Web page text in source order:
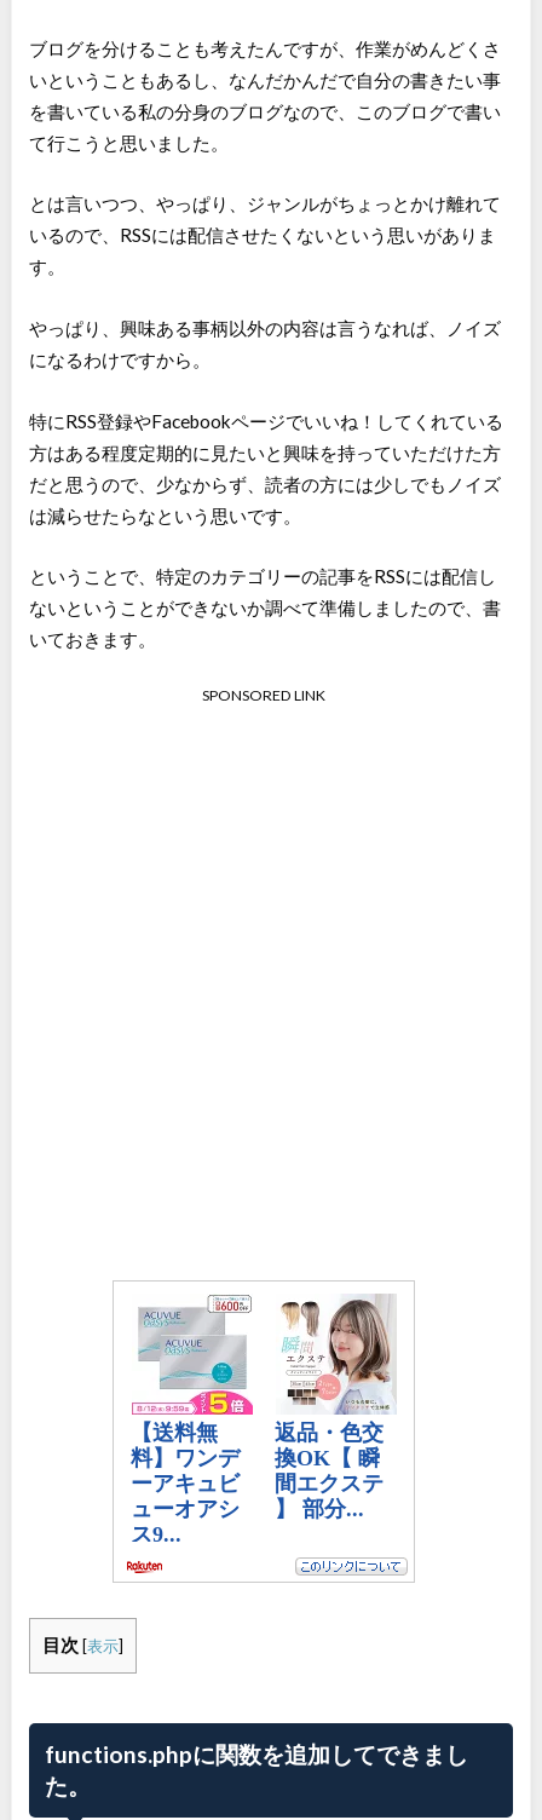
ブログを分けることも考えたんですが、作業がめんどくさ
いということもあるし、なんだかんだで自分の書きたい事
を書いている私の分身のブログなので、このブログで書い
て行こうと思いました。
とは言いつつ、やっぱり、ジャンルがちょっとかけ離れて
いるので、RSSには配信させたくないという思いがありま
す。
やっぱり、興味ある事柄以外の内容は言うなれば、ノイズ
になるわけですから。
特にRSS登録やFacebookページでいいね！してくれている
方はある程度定期的に見たいと興味を持っていただけた方
だと思うので、少なからず、読者の方には少しでもノイズ
は減らせたらなという思いです。
ということで、特定のカテゴリーの記事をRSSには配信し
ないということができないか調べて準備しましたので、書
いておきます。
SPONSORED LINK
目次 [表示]
functions.phpに関数を追加してできまし
た。